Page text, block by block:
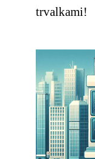
trvalkami!